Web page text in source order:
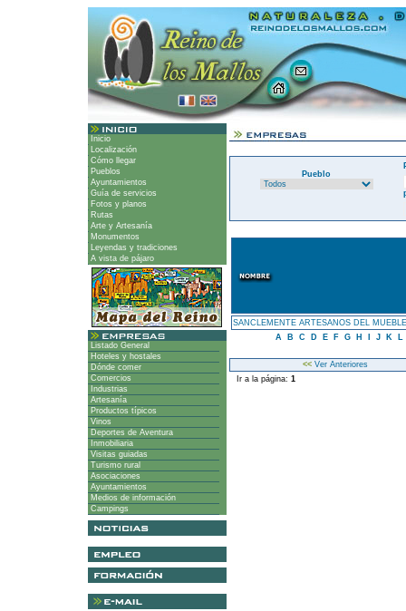
Inicio
Localización
Cómo llegar
Pueblos
Ayuntamientos
Guía de servicios
Fotos y planos
Rutas
Arte y Artesanía
Monumentos
Leyendas y tradiciones
A vista de pájaro
Listado General
Hoteles y hostales
Dónde comer
Comercios
Industrias
Artesanía
Productos típicos
Vinos
Deportes de Aventura
Inmobiliaria
Visitas guiadas
Turismo rural
Asociaciones
Ayuntamientos
Medios de información
Campings
Pueblo
SANCLEMENTE ARTESANOS DEL MUEBLE
A
B C D E F G H J K L
<<Ver Anteriores
Ir a la página: 1